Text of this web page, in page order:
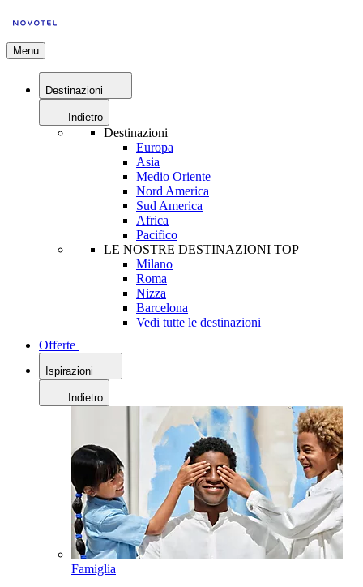
Menu
Destinazioni
Indietro
Destinazioni
Europa
Asia
Medio Oriente
Nord America
Sud America
Africa
Pacifico
LE NOSTRE DESTINAZIONI TOP
Milano
Roma
Nizza
Barcelona
Vedi tutte le destinazioni
Offerte
Ispirazioni
Indietro
Famiglia